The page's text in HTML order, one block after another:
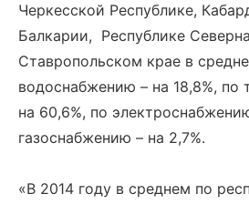
Черкесской Республике,
Балкарии, Республике
Ставропольском крае в
водоснабжению – на 18,8%, по
на 60,6%, по
газоснабжению – на 2,7%.
«В 2014 году в среднем по